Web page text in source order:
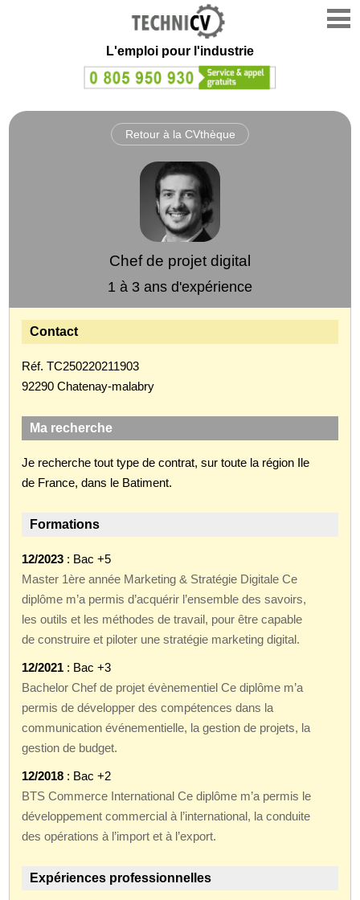
L'emploi pour l'industrie
Retour à la CVthèque
Chef de projet digital
1 à 3 ans d'expérience
Contact
Réf. TC250220211903
92290 Chatenay-malabry
Ma recherche
Je recherche tout type de contrat, sur toute la région Ile
de France, dans le Batiment.
Formations
12/2023 : Bac +5
Master 1ère année Marketing & Stratégie Digitale Ce
diplôme m’a permis d’acquérir l’ensemble des savoirs,
les outils et les méthodes de travail, pour être capable
de construire et piloter une stratégie marketing digital.
12/2021 : Bac +3
Bachelor Chef de projet évènementiel Ce diplôme m’a
permis de développer des compétences dans la
communication événementielle, la gestion de projets, la
gestion de budget.
12/2018 : Bac +2
BTS Commerce International Ce diplôme m’a permis le
développement commercial à l’international, la conduite
des opérations à l’import et à l’export.
Expériences professionnelles